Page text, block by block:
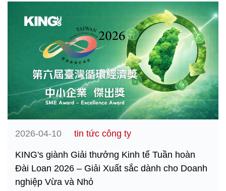
2026-04-10 tin tức công ty
KING's giành Giải thưởng Kinh tế Tuần hoàn
Đài Loan 2026 – Giải Xuất sắc dành cho Doanh
nghiệp Vừa và Nhỏ